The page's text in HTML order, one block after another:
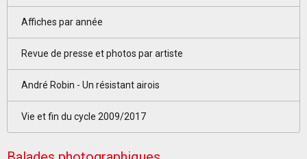
Affiches par année
Revue de presse et photos par artiste
André Robin - Un résistant airois
Vie et fin du cycle 2009/2017